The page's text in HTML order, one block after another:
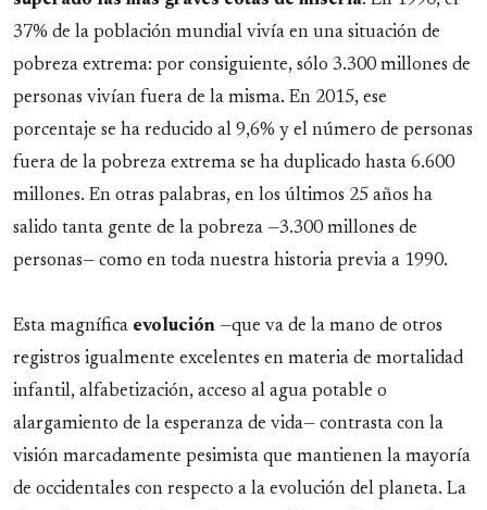
37% de la población mundial vivía en una situación de
pobreza extrema: por consiguiente, sólo 3.300 millones de
personas vivían fuera de la misma. En 2015, ese
porcentaje se ha reducido al 9,6% y el número de personas
fuera de la pobreza extrema se ha duplicado hasta 6.600
millones. En otras palabras, en los últimos 25 años ha
salido tanta gente de la pobreza —3.300 millones de
personas— como en toda nuestra historia previa a 1990.
Esta magnífica evolución —que va de la mano de otros
registros igualmente excelentes en materia de mortalidad
infantil, alfabetización, acceso al agua potable o
alargamiento de la esperanza de vida— contrasta con la
visión marcadamente pesimista que mantienen la mayoría
de occidentales con respecto a la evolución del planeta. La